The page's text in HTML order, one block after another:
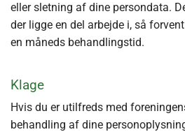
eller sletning af dine persondata.
der ligge en del arbejde i, så
en måneds behandlingstid.
Klage
Hvis du er utilfreds med
behandling af dine